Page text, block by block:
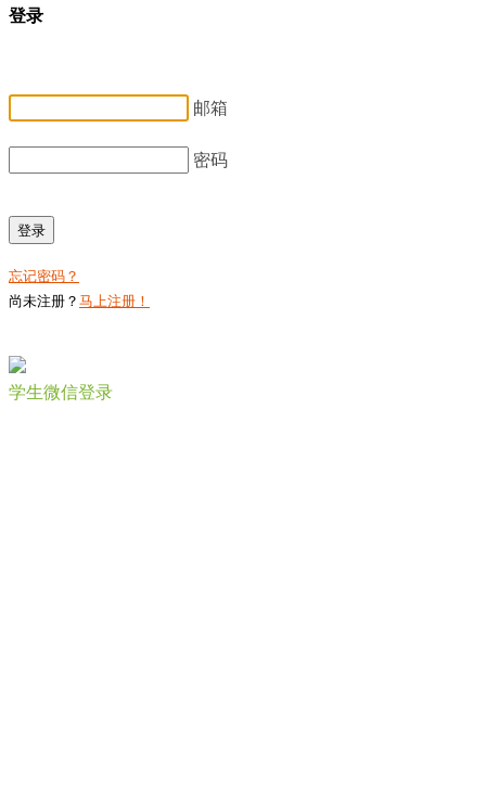
登录
邮箱
密码
登录
忘记密码？
尚未注册？马上注册！
学生微信登录